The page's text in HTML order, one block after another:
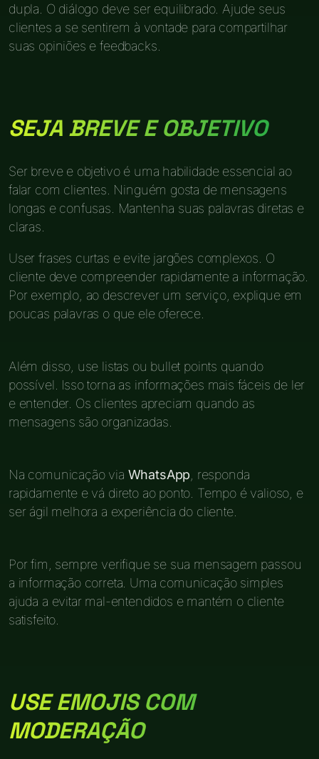
dupla. O diálogo deve ser equilibrado. Ajude seus
clientes a se sentirem à vontade para compartilhar
suas opiniões e feedbacks.
SEJA BREVE E OBJETIVO
Ser breve e objetivo é uma habilidade essencial ao
falar com clientes. Ninguém gosta de mensagens
longas e confusas. Mantenha suas palavras diretas e
claras.
User frases curtas e evite jargões complexos. O
cliente deve compreender rapidamente a informação.
Por exemplo, ao descrever um serviço, explique em
poucas palavras o que ele oferece.
Além disso, use listas ou bullet points quando
possível. Isso torna as informações mais fáceis de ler
e entender. Os clientes apreciam quando as
mensagens são organizadas.
Na comunicação via WhatsApp , responda
rapidamente e vá direto ao ponto. Tempo é valioso, e
ser ágil melhora a experiência do cliente.
Por fim, sempre verifique se sua mensagem passou
a informação correta. Uma comunicação simples
ajuda a evitar mal-entendidos e mantém o cliente
satisfeito.
USE EMOJIS COM
MODERAÇÃO